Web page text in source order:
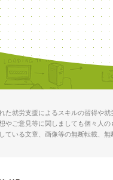
た就労支援によるスキルの習得や就
やご意見等に関しましても個々人
ている文章、画像等の無断転載、無